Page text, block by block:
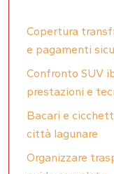
Copertura
e pagamenti
Confronto SUV
prestazioni e
Bacari e
città lagunare
Organizzare